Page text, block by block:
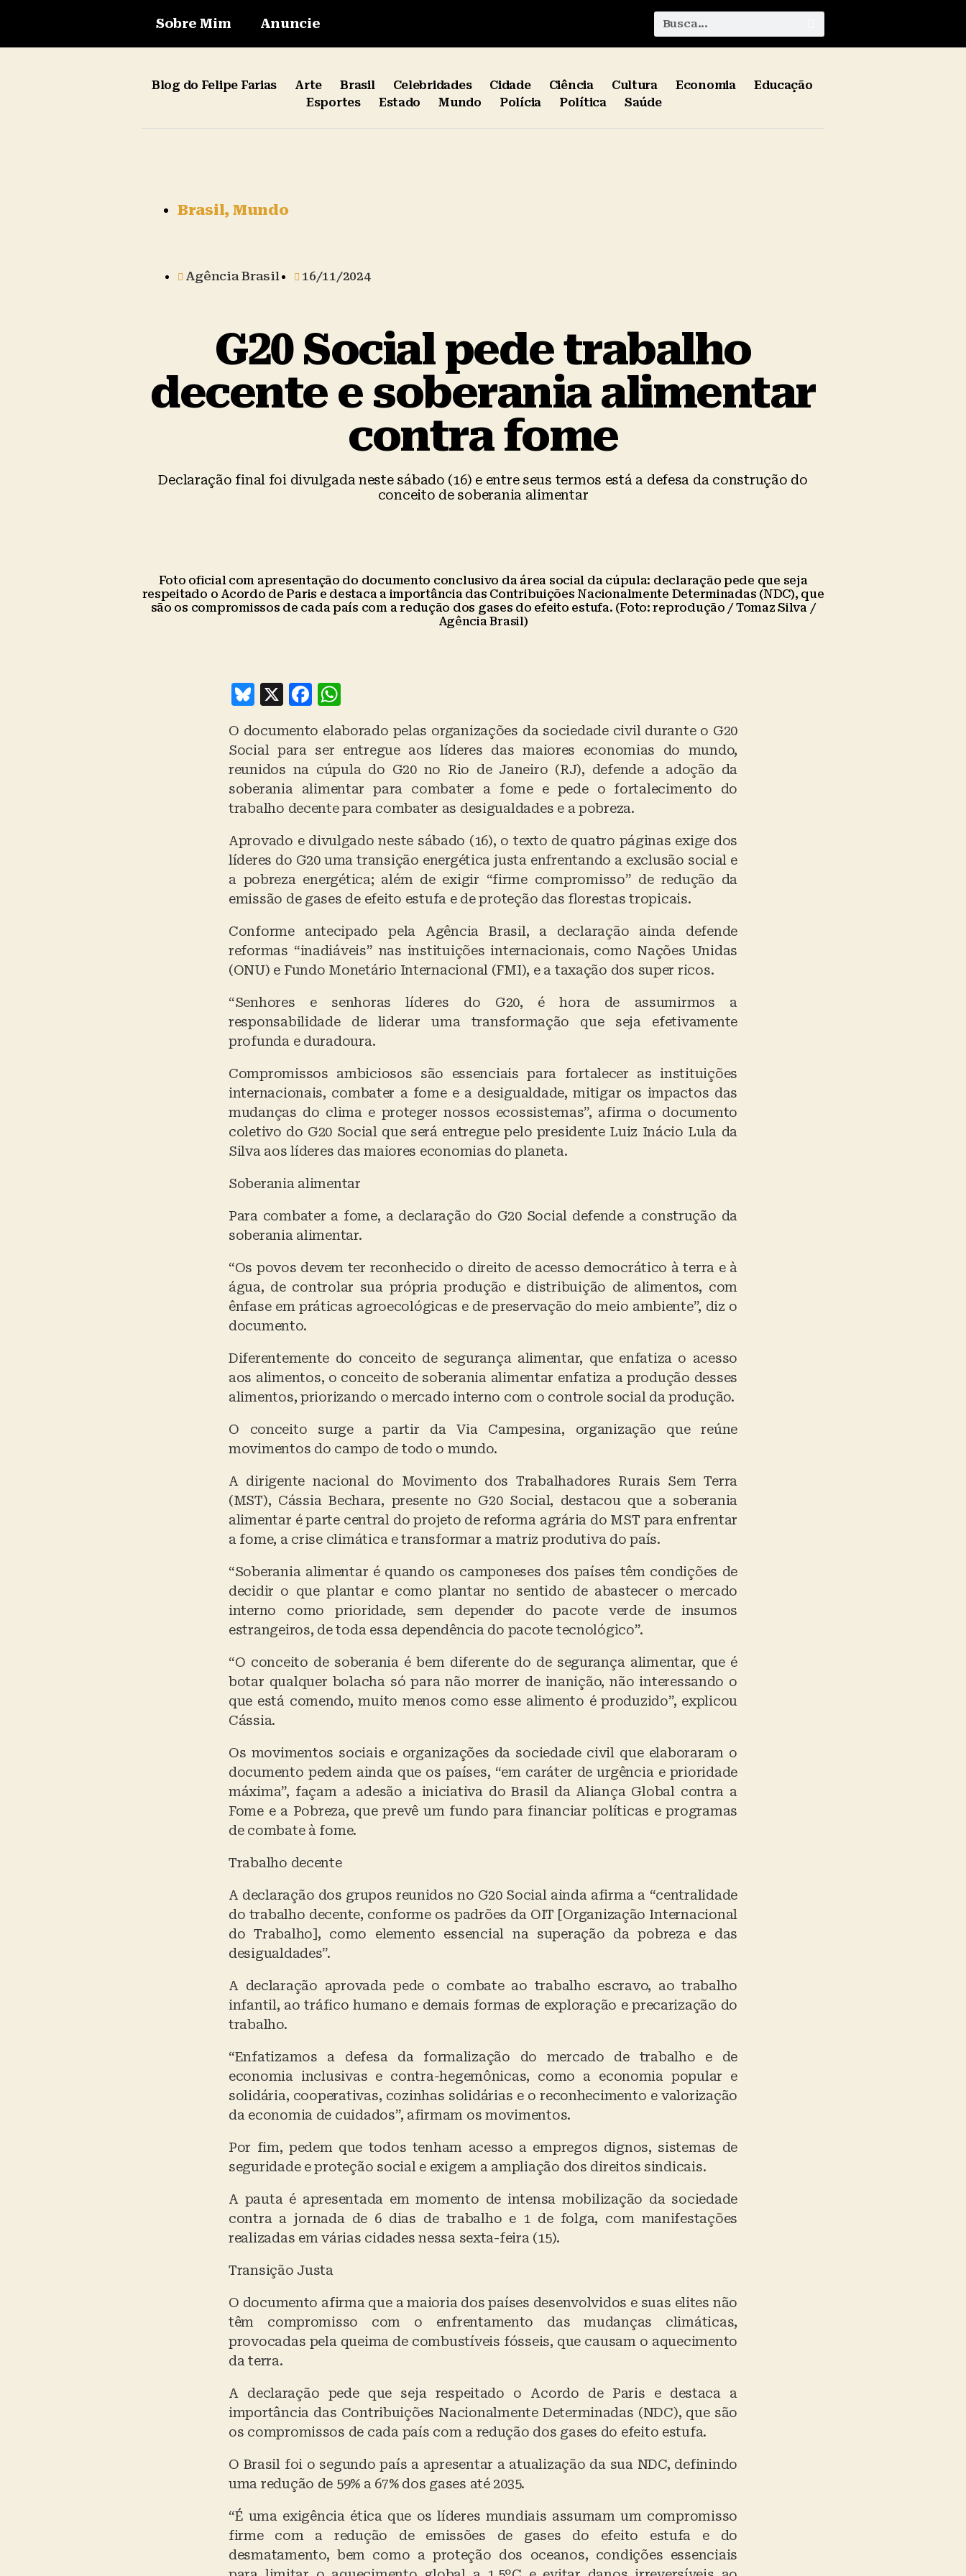
Sobre Mim Anuncie
Blog do Felipe Farias Arte Brasil Celebridades Cidade Ciência Cultura Economia
Educação
Esportes
Estado Mundo Polícia Política Saúde
Brasil, Mundo
Agência Brasil 16/11/2024
G20 Social pede trabalho
decente e soberania alimentar
contra fome
Declaração final foi divulgada neste sábado (16) e entre seus termos está a defesa da construção do
conceito de soberania alimentar
Foto oficial com apresentação do documento conclusivo da área social da cúpula: declaração pede que seja
respeitado o Acordo de Paris e destaca a importância das Contribuições Nacionalmente Determinadas (NDC), que
são os compromissos de cada país com a redução dos gases do efeito estufa. (Foto: reprodução / Tomaz Silva /
Agência Brasil)
B
e
s
k
y
X
F
c
e
b
o
o
k
at
s
A
p
p
O documento elaborado pelas organizações da sociedade civil durante o G20
Social para ser entregue aos líderes das maiores economias do mundo,
reunidos na cúpula do G20 no Rio de Janeiro (RJ), defende a adoção da
soberania alimentar para combater a fome e pede o fortalecimento do
trabalho decente para combater as desigualdades e a pobreza.
Aprovado e divulgado neste sábado (16), o texto de quatro páginas exige dos
líderes do G20 uma transição energética justa enfrentando a exclusão social e
a pobreza energética; além de exigir “firme compromisso” de redução da
emissão de gases de efeito estufa e de proteção das florestas tropicais.
Conforme antecipado pela Agência Brasil, a declaração ainda defende
reformas “inadiáveis” nas instituições internacionais, como Nações Unidas
(ONU) e Fundo Monetário Internacional (FMI), e a taxação dos super ricos.
“Senhores e senhoras líderes do G20, é hora de assumirmos a
responsabilidade de liderar uma transformação que seja efetivamente
profunda e duradoura.
Compromissos ambiciosos são essenciais para fortalecer as instituições
internacionais, combater a fome e a desigualdade, mitigar os impactos das
mudanças do clima e proteger nossos ecossistemas”, afirma o documento
coletivo do G20 Social que será entregue pelo presidente Luiz Inácio Lula da
Silva aos líderes das maiores economias do planeta.
Soberania alimentar
Para combater a fome, a declaração do G20 Social defende a construção da
soberania alimentar.
“Os povos devem ter reconhecido o direito de acesso democrático à terra e à
água, de controlar sua própria produção e distribuição de alimentos, com
ênfase em práticas agroecológicas e de preservação do meio ambiente”, diz o
documento.
Diferentemente do conceito de segurança alimentar, que enfatiza o acesso
aos alimentos, o conceito de soberania alimentar enfatiza a produção desses
alimentos, priorizando o mercado interno com o controle social da produção.
O conceito surge a partir da Via Campesina, organização que reúne
movimentos do campo de todo o mundo.
A dirigente nacional do Movimento dos Trabalhadores Rurais Sem Terra
(MST), Cássia Bechara, presente no G20 Social, destacou que a soberania
alimentar é parte central do projeto de reforma agrária do MST para enfrentar
a fome, a crise climática e transformar a matriz produtiva do país.
“Soberania alimentar é quando os camponeses dos países têm condições de
decidir o que plantar e como plantar no sentido de abastecer o mercado
interno como prioridade, sem depender do pacote verde de insumos
estrangeiros, de toda essa dependência do pacote tecnológico”.
“O conceito de soberania é bem diferente do de segurança alimentar, que é
botar qualquer bolacha só para não morrer de inanição, não interessando o
que está comendo, muito menos como esse alimento é produzido”, explicou
Cássia.
Os movimentos sociais e organizações da sociedade civil que elaboraram o
documento pedem ainda que os países, “em caráter de urgência e prioridade
máxima”, façam a adesão a iniciativa do Brasil da Aliança Global contra a
Fome e a Pobreza, que prevê um fundo para financiar políticas e programas
de combate à fome.
Trabalho decente
A declaração dos grupos reunidos no G20 Social ainda afirma a “centralidade
do trabalho decente, conforme os padrões da OIT [Organização Internacional
do Trabalho], como elemento essencial na superação da pobreza e das
desigualdades”.
A declaração aprovada pede o combate ao trabalho escravo, ao trabalho
infantil, ao tráfico humano e demais formas de exploração e precarização do
trabalho.
“Enfatizamos a defesa da formalização do mercado de trabalho e de
economia inclusivas e contra-hegemônicas, como a economia popular e
solidária, cooperativas, cozinhas solidárias e o reconhecimento e valorização
da economia de cuidados”, afirmam os movimentos.
Por fim, pedem que todos tenham acesso a empregos dignos, sistemas de
seguridade e proteção social e exigem a ampliação dos direitos sindicais.
A pauta é apresentada em momento de intensa mobilização da sociedade
contra a jornada de 6 dias de trabalho e 1 de folga, com manifestações
realizadas em várias cidades nessa sexta-feira (15).
Transição Justa
O documento afirma que a maioria dos países desenvolvidos e suas elites não
têm compromisso com o enfrentamento das mudanças climáticas,
provocadas pela queima de combustíveis fósseis, que causam o aquecimento
da terra.
A declaração pede que seja respeitado o Acordo de Paris e destaca a
importância das Contribuições Nacionalmente Determinadas (NDC), que são
os compromissos de cada país com a redução dos gases do efeito estufa.
O Brasil foi o segundo país a apresentar a atualização da sua NDC, definindo
uma redução de 59% a 67% dos gases até 2035.
“É uma exigência ética que os líderes mundiais assumam um compromisso
firme com a redução de emissões de gases do efeito estufa e do
desmatamento, bem como a proteção dos oceanos, condições essenciais